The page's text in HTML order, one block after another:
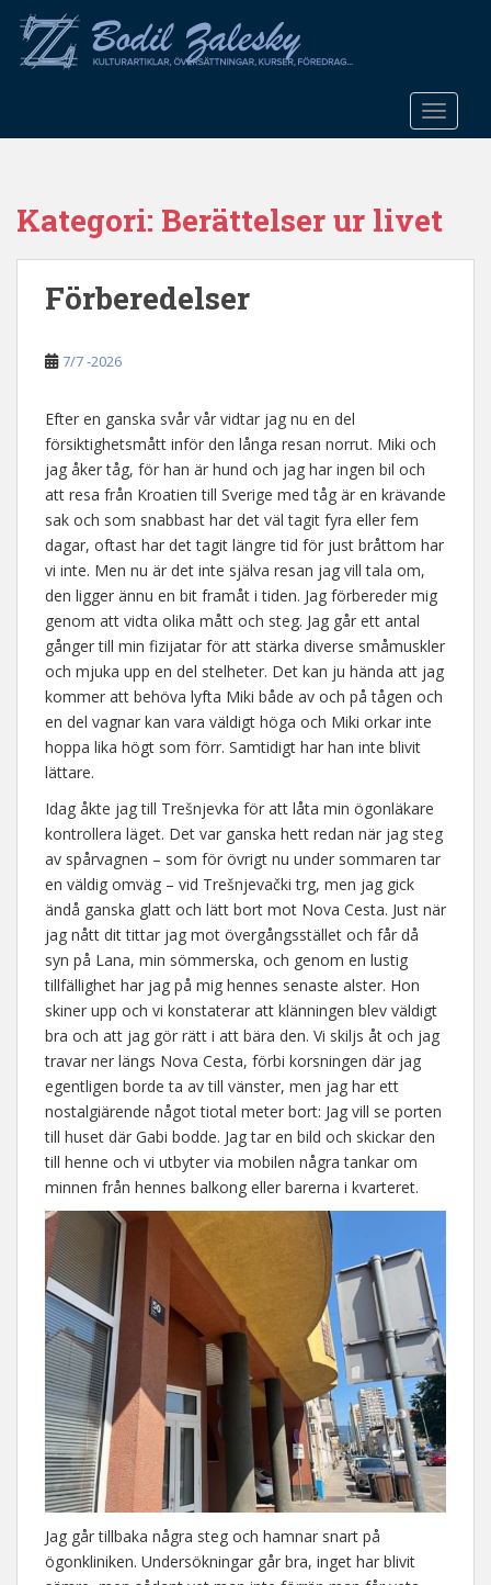
o
Kategori: Berättelser ur livet
Förberedelser
7/7 -2026
Efter en ganska svår vår vidtar jag nu en del
försiktighetsmått inför den långa resan norrut. Miki och
jag åker tåg, för han är hund och jag har ingen bil och
att resa från Kroatien till Sverige med tåg är en krävande
sak och som snabbast har det väl tagit fyra eller fem
dagar, oftast har det tagit längre tid för just bråttom har
vi inte. Men nu är det inte själva resan jag vill tala om,
den ligger ännu en bit framåt i tiden. Jag förbereder mig
genom att vidta olika mått och steg. Jag går ett antal
gånger till min fizijatar för att stärka diverse småmuskler
och mjuka upp en del stelheter. Det kan ju hända att jag
kommer att behöva lyfta Miki både av och på tågen och
en del vagnar kan vara väldigt höga och Miki orkar inte
hoppa lika högt som förr. Samtidigt har han inte blivit
lättare.
Idag åkte jag till Trešnjevka för att låta min ögonläkare
kontrollera läget. Det var ganska hett redan när jag steg
av spårvagnen – som för övrigt nu under sommaren tar
en väldig omväg – vid Trešnjevački trg, men jag gick
ändå ganska glatt och lätt bort mot Nova Cesta. Just när
jag nått dit tittar jag mot övergångsstället och får då
syn på Lana, min sömmerska, och genom en lustig
tillfällighet har jag på mig hennes senaste alster. Hon
skiner upp och vi konstaterar att klänningen blev väldigt
bra och att jag gör rätt i att bära den. Vi skiljs åt och jag
travar ner längs Nova Cesta, förbi korsningen där jag
egentligen borde ta av till vänster, men jag har ett
nostalgiärende något tiotal meter bort: Jag vill se porten
till huset där Gabi bodde. Jag tar en bild och skickar den
till henne och vi utbyter via mobilen några tankar om
minnen från hennes balkong eller barerna i kvarteret.
Jag går tillbaka några steg och hamnar snart på
ögonkliniken. Undersökningar går bra, inget har blivit